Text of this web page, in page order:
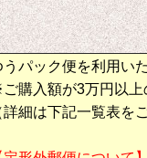
うパック便を利用い
購入額が3万円以上
詳細は下記一覧表を